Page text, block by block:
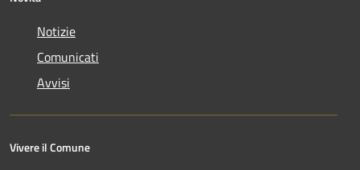
Notizie
Comunicati
Avvisi
Vivere il Comune